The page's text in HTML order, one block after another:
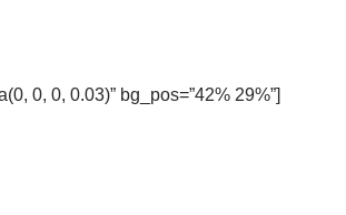
0, 0, 0.03)” bg_pos=”42% 29%”]